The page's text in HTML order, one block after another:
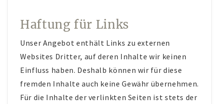
Haftung für Links
Unser Angebot enthält Links zu externen
Websites Dritter, auf deren Inhalte wir keinen
Einfluss haben. Deshalb können wir für diese
fremden Inhalte auch keine Gewähr übernehmen.
Für die Inhalte der verlinkten Seiten ist stets der